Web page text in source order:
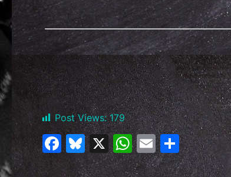
Post Views: 179
F
a
Bl
u
X W
h
E
m
C
o